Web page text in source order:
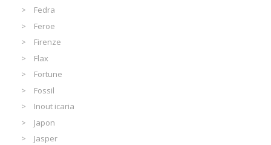
Fedra
Feroe
Firenze
Flax
Fortune
Fossil
Inout icaria
Japon
Jasper